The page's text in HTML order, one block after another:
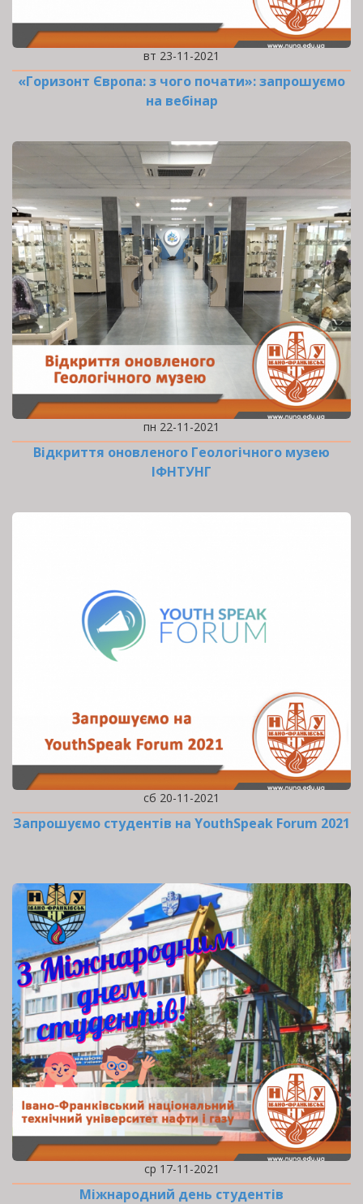
вт 23-11-2021
«Горизонт Європа: з чого почати»: запрошуємо
на вебінар
пн 22-11-2021
Відкриття оновленого Геологічного музею
ІФНТУНГ
сб 20-11-2021
Запрошуємо студентів на YouthSpeak Forum 2021
ср 17-11-2021
Міжнародний день студентів